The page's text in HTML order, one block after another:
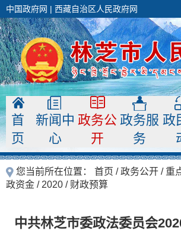
中国政府网 | 西藏自治区人民政府网
首
页
新闻中
心
政务公
开
政务服
务
政
您当前所在位置： 首页 /政务公开 / 重
政资金 / 2020 / 财政预算
中共林芝市委政法委员会